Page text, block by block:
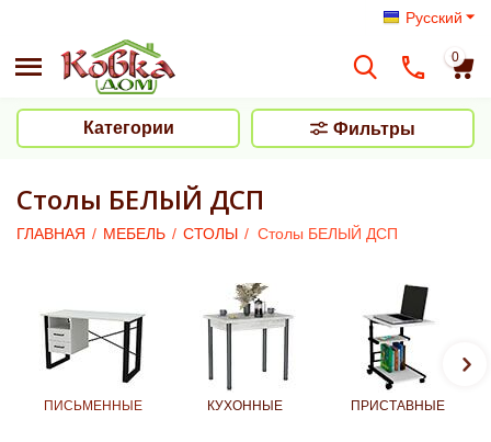
Русский
0
Категории Фильтры
Столы БЕЛЫЙ ДСП
ГЛАВНАЯ / МЕБЕЛЬ / СТОЛЫ / Столы БЕЛЫЙ ДСП
ПИСЬМЕННЫЕ КУХОННЫЕ ПРИСТАВНЫЕ